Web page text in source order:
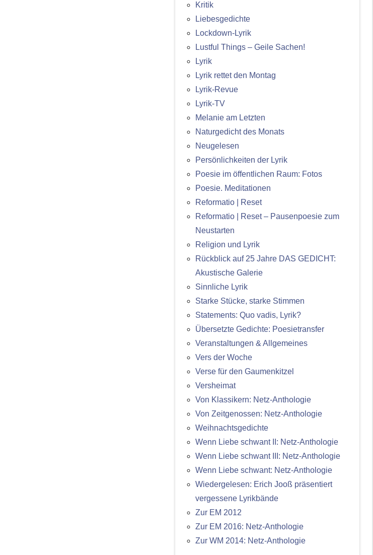
Kritik
Liebesgedichte
Lockdown-Lyrik
Lustful Things – Geile Sachen!
Lyrik
Lyrik rettet den Montag
Lyrik-Revue
Lyrik-TV
Melanie am Letzten
Naturgedicht des Monats
Neugelesen
Persönlichkeiten der Lyrik
Poesie im öffentlichen Raum: Fotos
Poesie. Meditationen
Reformatio | Reset
Reformatio | Reset – Pausenpoesie zum
Neustarten
Religion und Lyrik
Rückblick auf 25 Jahre DAS GEDICHT:
Akustische Galerie
Sinnliche Lyrik
Starke Stücke, starke Stimmen
Statements: Quo vadis, Lyrik?
Übersetzte Gedichte: Poesietransfer
Veranstaltungen & Allgemeines
Vers der Woche
Verse für den Gaumenkitzel
Versheimat
Von Klassikern: Netz-Anthologie
Von Zeitgenossen: Netz-Anthologie
Weihnachtsgedichte
Wenn Liebe schwant II: Netz-Anthologie
Wenn Liebe schwant III: Netz-Anthologie
Wenn Liebe schwant: Netz-Anthologie
Wiedergelesen: Erich Jooß präsentiert
vergessene Lyrikbände
Zur EM 2012
Zur EM 2016: Netz-Anthologie
Zur WM 2014: Netz-Anthologie